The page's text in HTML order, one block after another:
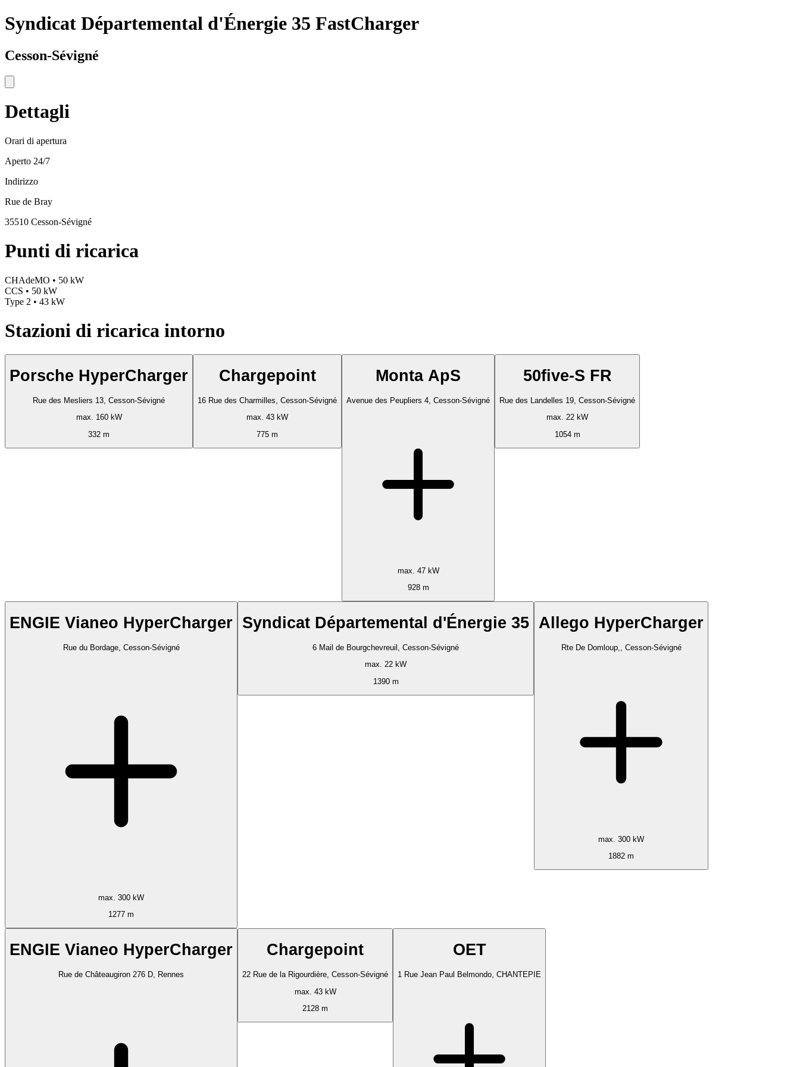
Syndicat Départemental d'Énergie 35 FastCharger
Cesson-Sévigné
Dettagli
Orari di apertura
Aperto 24/7
Indirizzo
Rue de Bray
35510 Cesson-Sévigné
Punti di ricarica
CHAdeMO • 50 kW
CCS • 50 kW
Type 2 • 43 kW
Stazioni di ricarica intorno
Porsche HyperCharger
Rue des Mesliers 13, Cesson-Sévigné
max. 160 kW
332 m
Chargepoint
16 Rue des Charmilles, Cesson-Sévigné
max. 43 kW
775 m
Monta ApS
Avenue des Peupliers 4, Cesson-Sévigné
max. 47 kW
928 m
50five-S FR
Rue des Landelles 19, Cesson-Sévigné
max. 22 kW
1054 m
ENGIE Vianeo HyperCharger
Rue du Bordage, Cesson-Sévigné
max. 300 kW
1277 m
Syndicat Départemental d'Énergie 35
6 Mail de Bourgchevreuil, Cesson-Sévigné
max. 22 kW
1390 m
Allego HyperCharger
Rte De Domloup,, Cesson-Sévigné
max. 300 kW
1882 m
ENGIE Vianeo HyperCharger
Rue de Châteaugiron 276 D, Rennes
Chargepoint
22 Rue de la Rigourdière, Cesson-Sévigné
max. 43 kW
2128 m
OET
1 Rue Jean Paul Belmondo, CHANTEPIE